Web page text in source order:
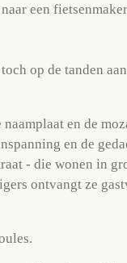
een
op de tanden
en de
en de
- die wonen in
ontvangt ze